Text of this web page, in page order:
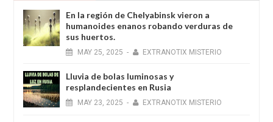
En la región de Chelyabinsk vieron a
humanoides enanos robando verduras de
sus huertos.
MAY 25, 2025 - EXTRANOTIX MISTERIO
Lluvia de bolas luminosas y
resplandecientes en Rusia
MAY 23, 2025 - EXTRANOTIX MISTERIO